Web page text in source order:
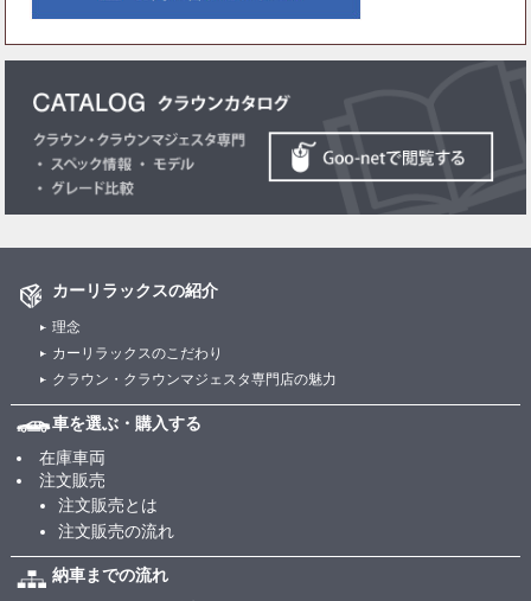
カーリラックスの紹介
理念
カーリラックスのこだわり
クラウン・クラウンマジェスタ専門店の魅力
車を選ぶ・購入する
在庫車両
注文販売
注文販売とは
注文販売の流れ
納車までの流れ